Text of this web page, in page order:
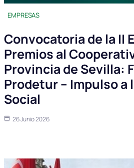
EMPRESAS
Convocatoria de la II
Premios al
Provincia de Sevilla:
Prodetur – Impulso a
Social
26 Junio 2026